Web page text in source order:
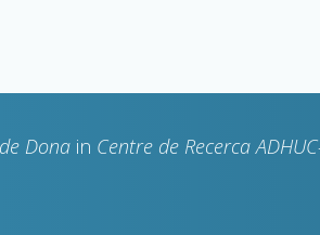
Donain Centre de Recerca